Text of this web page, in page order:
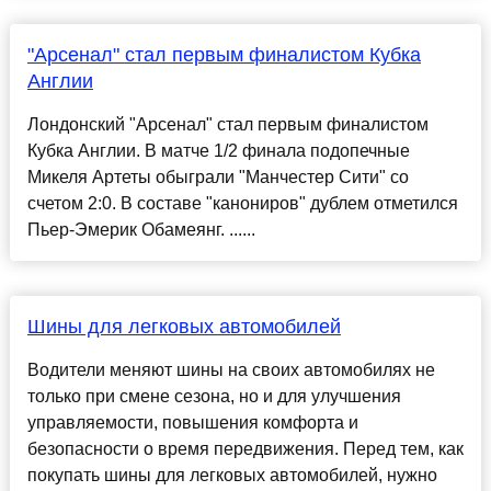
"Арсенал" стал первым финалистом Кубка
Англии
Лондонский "Арсенал" стал первым финалистом
Кубка Англии. В матче 1/2 финала подопечные
Микеля Артеты обыграли "Манчестер Сити" со
счетом 2:0. В составе "канониров" дублем отметился
Пьер-Эмерик Обамеянг. ......
Шины для легковых автомобилей
Водители меняют шины на своих автомобилях не
только при смене сезона, но и для улучшения
управляемости, повышения комфорта и
безопасности о время передвижения. Перед тем, как
покупать шины для легковых автомобилей, нужно